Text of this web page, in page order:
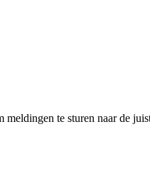
te sturen naar de